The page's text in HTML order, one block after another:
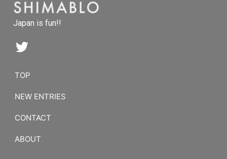
Japan is fun!!
TOP
NEW ENTRIES
CONTACT
ABOUT